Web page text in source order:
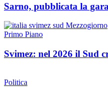
Sarno, pubblicata la
Primo Piano
Svimez: nel 2026 il Sud
Politica